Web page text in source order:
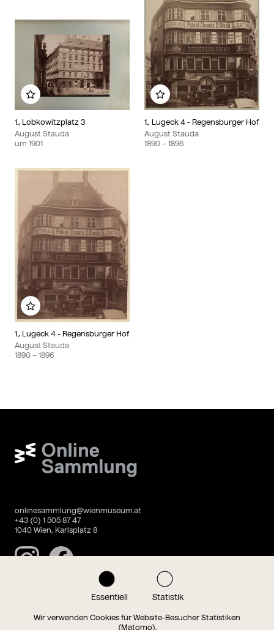
Essentiell Statistik
Wir verwenden Cookies für Website-Besucher Statistiken
(Matomo).
1., Lobkowitzplatz 3
August Stauda
um 1901
Zu meinem Album hinzufügen
1., Lugeck 4 - Regensburger Hof
August Stauda
1890 – 1896
Zu meinem Album
1., Lugeck 4 - Regensburger Hof
August Stauda
1890 – 1896
Zu meinem Album hinzufügen
Wien Museum Online Sammlung
onlinesammlung@wienmuseum.at
+43 (0) 1 505 87 47
1040 Wien, Karlsplatz 8
InstagramFacebook